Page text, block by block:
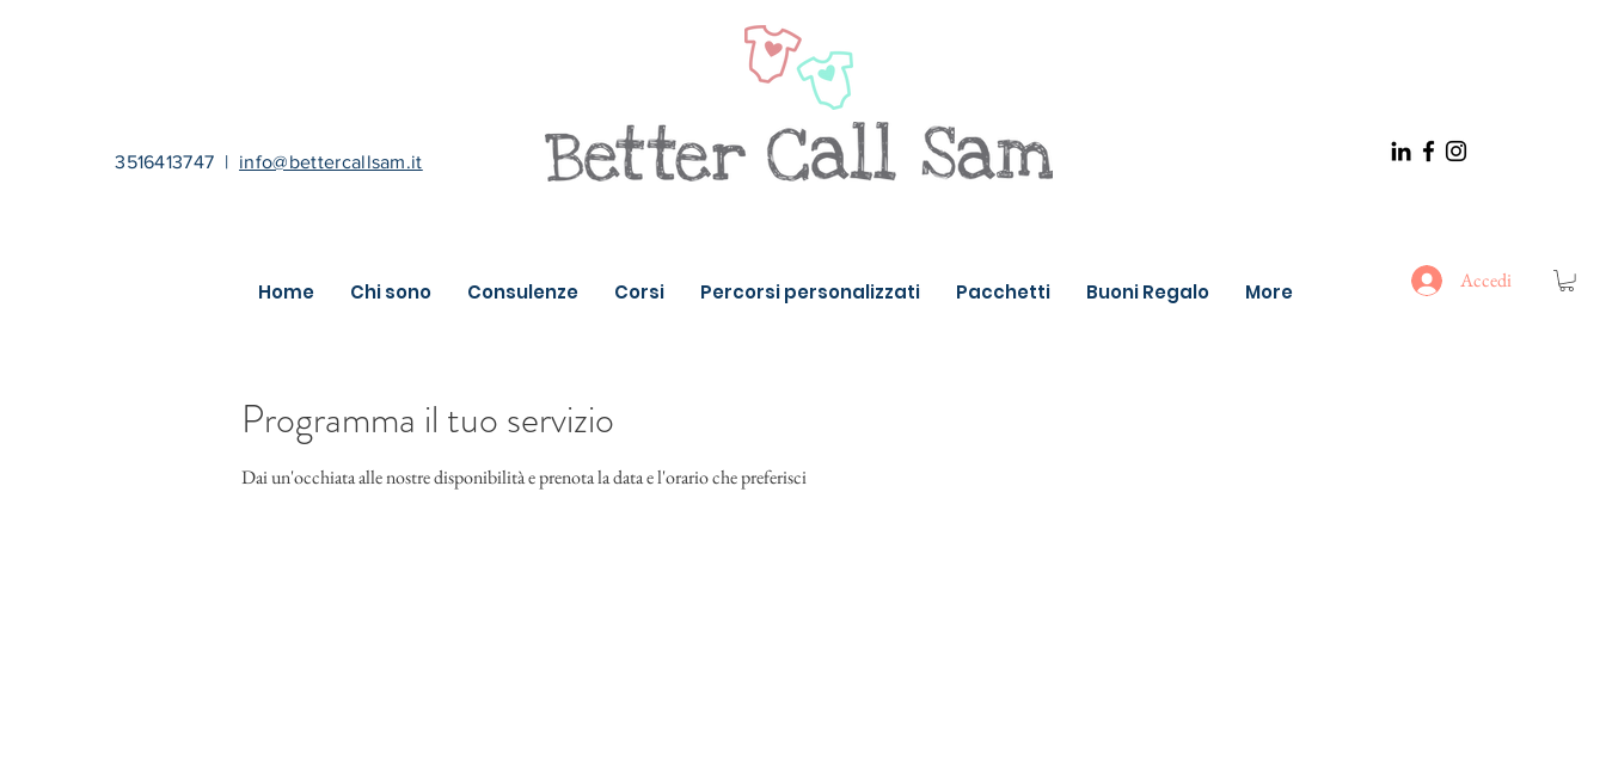
3516413747 | info@bettercallsam.it
Home Chi sono Consulenze Corsi Percorsi personalizzati Pacchetti Buoni Regalo More Accedi
Programma il tuo servizio
Dai un'occhiata alle nostre disponibilità e prenota la data e l'orario che preferisci